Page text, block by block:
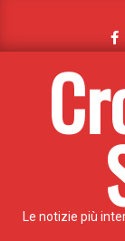
content
Le notizie più